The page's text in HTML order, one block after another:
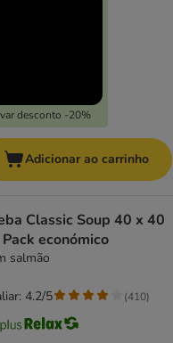
desconto -20%
Adicionar ao carrinho
Classic Soup 40 x 40
económico
salmão
4.2/5 (410)